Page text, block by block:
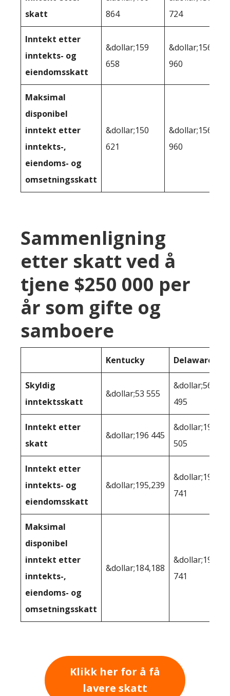
skatt
864
724
Inntekt etter
inntekts- og
eiendomsskatt
&dollar;159
658
&dollar;156
960
Maksimal
disponibel
inntekt etter
inntekts-,
eiendoms- og
omsetningsskatt
&dollar;150
621
&dollar;156
960
Sammenligning
etter skatt ved å
tjene $250 000 per
år som gifte og
samboere
Kentucky Delaware
Skyldig
inntektsskatt
&dollar;53 555
&dollar;56
495
Inntekt etter
skatt
&dollar;196 445
&dollar;193
505
Inntekt etter
inntekts- og
eiendomsskatt
&dollar;195,239
&dollar;191
741
Maksimal
disponibel
inntekt etter
inntekts-,
eiendoms- og
omsetningsskatt
&dollar;184,188
&dollar;191
741
Klikk her for å få
lavere skatt